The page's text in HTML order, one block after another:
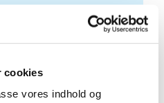
cookies
vores indhold og